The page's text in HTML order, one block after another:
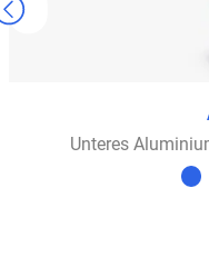
Unteres